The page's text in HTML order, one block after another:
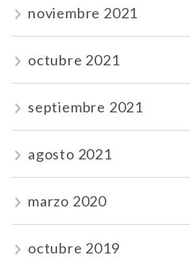
noviembre 2021
octubre 2021
septiembre 2021
agosto 2021
marzo 2020
octubre 2019